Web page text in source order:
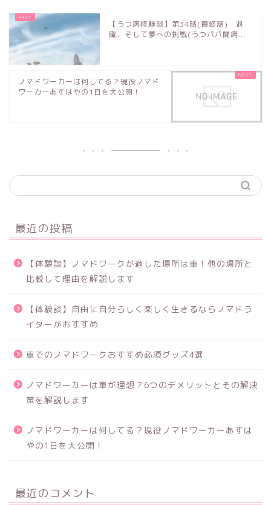
【うつ病経験談】第34話(最終話) 退
職、そして夢への挑戦(うつパパ闘病...
ノマドワーカーは何してる？現役ノマド
ワーカーあすはやの1日を大公開！
最近の投稿
【体験談】ノマドワークが適した場所は車！他の場所と
比較して理由を解説します
【体験談】自由に自分らしく楽しく生きるならノマドラ
イターがおすすめ
車でのノマドワークおすすめ必須グッズ4選
ノマドワーカーは車が理想？6つのデメリットとその解決
策を解説します
ノマドワーカーは何してる？現役ノマドワーカーあすは
やの1日を大公開！
最近のコメント